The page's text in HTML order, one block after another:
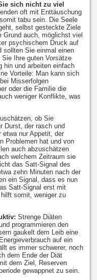
sich nicht zu viel
oft mit Enttäuschung
tabu sein. Die Seele
selbst gesteckte Ziele
Grund auch, möglichst viel
psychischem Druck auf
sollten Sie einmal einen
Ihre guten Vorsätze
hin und arbeiten einfach
Vorteile: Man kann sich
Misserfolgen
oder die Familie die
weniger Konflikte, was
ob Sie
Durst, der rasch und
etwa nur Appetit, der
Problemen hat und von
auch abzuschätzen
welchem Zeitraum sie
das Satt-Signal des
zehn Minuten nach der
ein Signal, dass es nun
Satt-Signal erst mit
somit, weniger zu
Strenge Diäten
programmieren den
gaukelt dem Leib eine
auf ein
es immer schwerer, noch
dem Ende der Diät
dem Ziel, Reserven
gewappnet zu sein.